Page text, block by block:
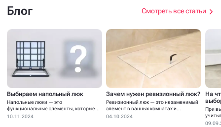
Блог Смотреть все статьи
Выбираем напольный люк
Напольные люки — это
функциональные элементы, которые
устанавливаются для...
10.11.2024
Зачем нужен ревизионный люк?
Ревизионный люк — это незаменимый
элемент в ванных комнатах и...
04.10.2024
На
При